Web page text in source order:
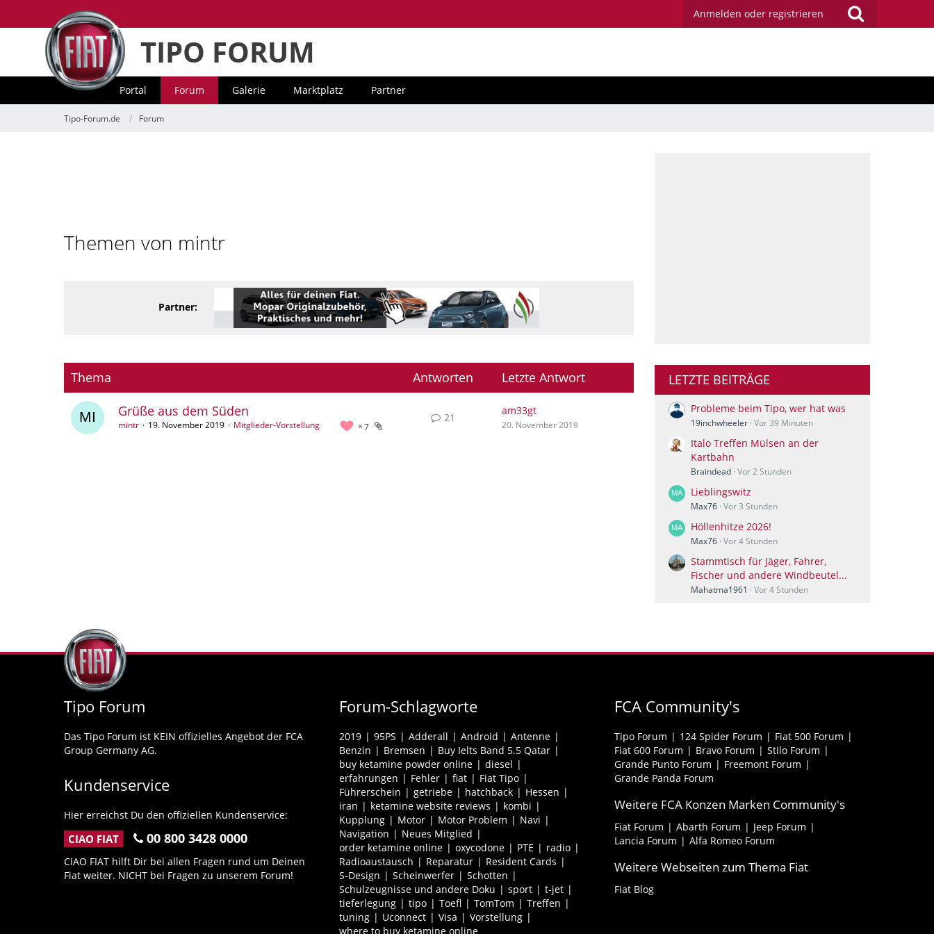
Anmelden oder registrieren
TIPO FORUM
Portal Forum Galerie Marktplatz Partner
Tipo-Forum.de Forum
Themen von mintr
Partner:
Thema Antworten
Letzte Antwort
Grüße aus dem Süden
7
mintr 19. November 2019 Mitglieder-Vorstellung
21
am33gt
20. November 2019
LETZTE BEITRÄGE
Probleme beim Tipo, wer hat was
19inchwheeler Vor 39 Minuten
Italo Treffen Mülsen an der
Kartbahn
Braindead Vor 2 Stunden
Lieblingswitz
Max76 Vor 3 Stunden
Höllenhitze 2026!
Max76 Vor 4 Stunden
Stammtisch für Jäger, Fahrer,
Fischer und andere Windbeutel...
Mahatma1961 Vor 4 Stunden
Tipo Forum
Das Tipo Forum ist KEIN offizielles Angebot der FCA
Group Germany AG.
Kundenservice
Hier erreichst Du den offiziellen Kundenservice:
CIAO FIAT 00 800 3428 0000
CIAO FIAT hilft Dir bei allen Fragen rund um Deinen
Fiat weiter. NICHT bei Fragen zu unserem Forum!
Forum-Schlagworte
2019 95PS Adderall Android
Antenne
Benzin
Bremsen
Buy Ielts Band 5.5 Qatar
buy ketamine powder online
diesel
erfahrungen
Fehler fiat
Fiat Tipo
Führerschein
getriebe hatchback
Hessen
iran
ketamine website reviews
kombi
Kupplung
Motor Motor Problem
Navi
Navigation
Neues Mitglied
order ketamine online
oxycodone PTE
radio
Radioaustausch
Reparatur
Resident Cards
S-Design
Scheinwerfer
Schotten
Schulzeugnisse und andere Doku
sport
t-jet
tieferlegung
tipo Toefl TomTom
Treffen
tuning
Uconnect Visa
Vorstellung
where to buy ketamine online
FCA Community's
Tipo Forum 124 Spider Forum
Fiat 500 Forum
Fiat 600 Forum
Bravo Forum
Stilo Forum
Grande Punto Forum
Freemont Forum
Grande Panda Forum
Weitere FCA Konzen Marken Community's
Fiat Forum Abarth Forum
Jeep Forum
Lancia Forum
Alfa Romeo Forum
Weitere Webseiten zum Thema Fiat
Fiat Blog